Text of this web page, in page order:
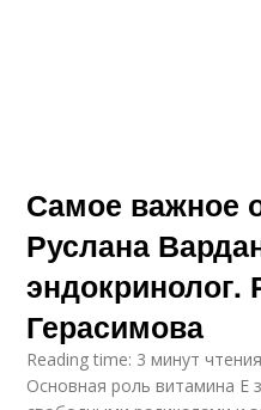
Самое важное
Руслана
эндокринолог.
Герасимова
Reading time: 3 минут чтения
Основная роль витамина Е